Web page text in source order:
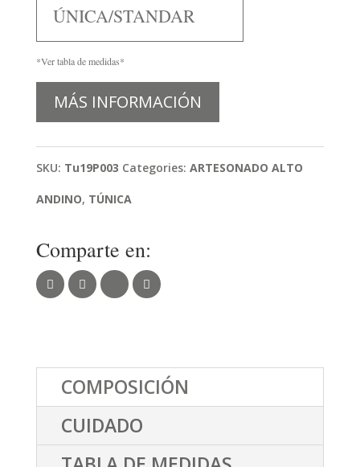
ÚNICA/STANDAR
*Ver tabla de medidas*
MÁS INFORMACIÓN
SKU: Tu19P003 Categories: ARTESONADO ALTO
ANDINO, TÚNICA
Comparte en:
COMPOSICIÓN
CUIDADO